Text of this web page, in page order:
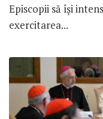
Episcopii să își
exercitarea...